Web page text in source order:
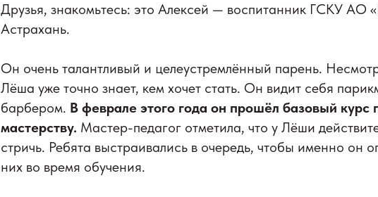
Друзья, знакомьтесь: это Алексей — воспитанник ГСКУ АО
Астрахань.
Он очень талантливый и целеустремлённый парень.
Лёша уже точно знает, кем хочет стать. Он видит себя
барбером. В феврале этого года он прошёл базовый курс
мастерству. Мастер-педагог отметила, что у Лёши
стричь. Ребята выстраивались в очередь, чтобы именно он
них во время обучения.